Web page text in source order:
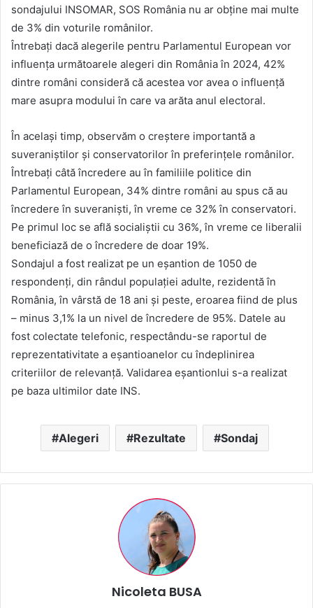
sondajului INSOMAR, SOS România nu ar obține mai multe
de 3% din voturile românilor.
Întrebați dacă alegerile pentru Parlamentul European vor
influența următoarele alegeri din România în 2024, 42%
dintre români consideră că acestea vor avea o influență
mare asupra modului în care va arăta anul electoral.
În același timp, observăm o creștere importantă a
suveraniștilor și conservatorilor în preferințele românilor.
Întrebați câtă încredere au în familiile politice din
Parlamentul European, 34% dintre români au spus că au
încredere în suveraniști, în vreme ce 32% în conservatori.
Pe primul loc se află socialiștii cu 36%, în vreme ce liberalii
beneficiază de o încredere de doar 19%.
Sondajul a fost realizat pe un eşantion de 1050 de
respondenţi, din rândul populaţiei adulte, rezidentă în
România, în vârstă de 18 ani şi peste, eroarea fiind de plus
– minus 3,1% la un nivel de încredere de 95%. Datele au
fost colectate telefonic, respectându-se raportul de
reprezentativitate a eşantioanelor cu îndeplinirea
criteriilor de relevanţă. Validarea eşantionlui s-a realizat
pe baza ultimilor date INS.
Alegeri Rezultate Sondaj
Nicoleta BUSA